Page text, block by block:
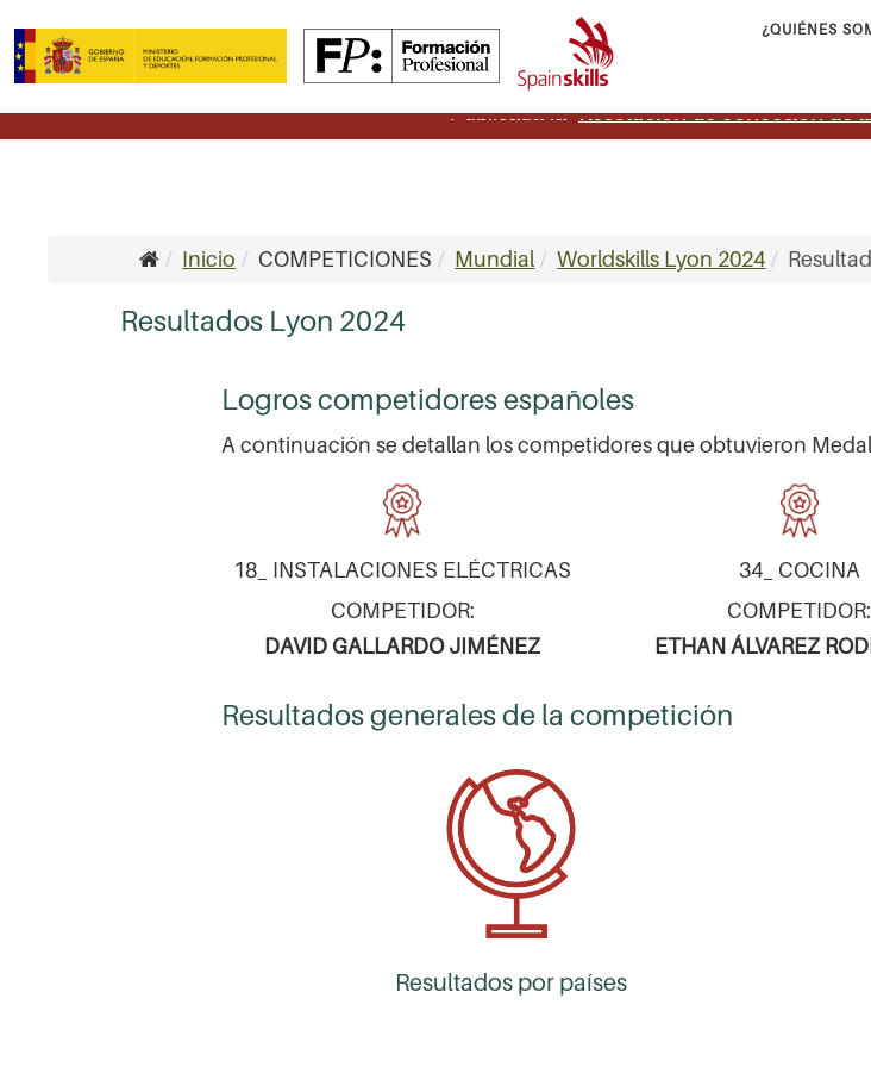
¿QUIÉNES
Publicada la Resolucion de concesion de
Inicio COMPETICIONES Mundial Worldskills Lyon 2024
Resultados Lyon 2024
Logros competidores españoles
A continuación se detallan los competidores que obtuvieron
18_ INSTALACIONES ELÉCTRICAS
COMPETIDOR:
DAVID GALLARDO JIMÉNEZ
34_ COCINA
COMPETIDOR:
ETHAN ÁLVAREZ
Resultados generales de la competición
Resultados por países